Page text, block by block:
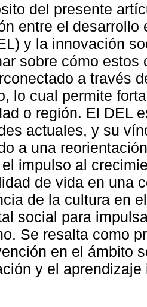
del presente
entre el desarrollo
y la innovación
sobre cómo estos
a través
lo cual permite
o región. El DEL
actuales, y su
a una
impulso al
de vida en una
de la cultura en
social para
Se resalta como
en el ámbito
y el